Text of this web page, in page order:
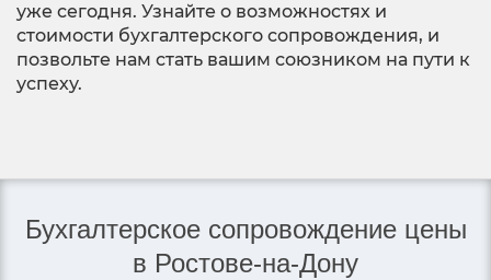
уже сегодня. Узнайте о возможностях и
стоимости бухгалтерского сопровождения, и
позвольте нам стать вашим союзником на пути к
успеху.
Бухгалтерское сопровождение цены
в Ростове-на-Дону